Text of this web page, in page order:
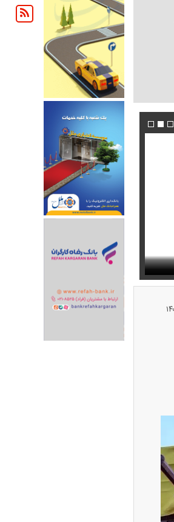
پزشکیان خطاب به خبرنگاران چه گفت؟ /تأکید
وحدت و انسجام
عکس جدید هدی زین‌العابدین همه را
قیمت سکه و طلا + جدول